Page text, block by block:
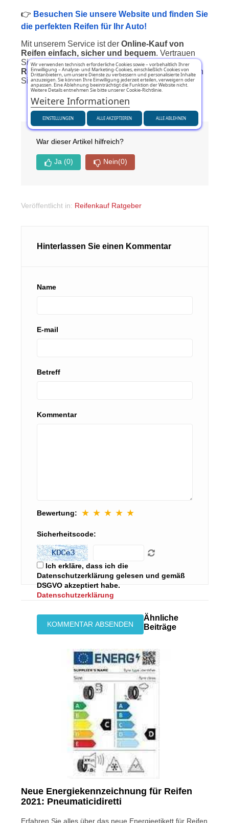
👉 Besuchen Sie unsere Website und finden Sie
die perfekten Reifen für Ihr Auto!
Mit unserem Service ist der Online-Kauf von
Reifen einfach, sicher und bequem. Vertrauen
Sie aufPneumaticiDiretti, dasbeste
Reifenmontage Zentrum in Cosenza, und fahren
Sie sicher mit hochwertigen Reifen!
War dieser Artikel hilfreich?
Ja (0) Nein(0)
Veröffentlicht in: Reifenkauf Ratgeber
Hinterlassen Sie einen Kommentar
Name
E-mail
Betreff
Kommentar
Bewertung: ★ ★ ★ ★ ★
Sicherheitscode:
Ich erkläre, dass ich die
Datenschutzerklärung gelesen und gemäß
DSGVO akzeptiert habe.
Datenschutzerklärung
Ähnliche
Beiträge
Neue Energiekennzeichnung für Reifen
2021: Pneumaticidiretti
Erfahren Sie alles über das neue Energieetikett für Reifen
Wir verwenden technisch erforderliche Cookies sowie – vorbehaltlich Ihrer
Einwilligung – Analyse- und Marketing-Cookies, einschließlich Cookies von
Drittanbietern, um unsere Dienste zu verbessern und personalisierte Inhalte
anzuzeigen. Sie können Ihre Einwilligung jederzeit erteilen, verweigern oder
anpassen. Eine Ablehnung beeinträchtigt die Funktion der Website nicht.
Weitere Details entnehmen Sie bitte unserer Cookie-Richtlinie.
Weitere Informationen
EINSTELLUNGEN ALLE ABLEHNEN
ALLE AKZEPTIEREN